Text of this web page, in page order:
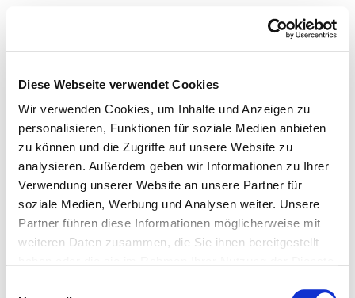
Diese Webseite verwendet Cookies
Wir verwenden Cookies, um Inhalte und Anzeigen zu
personalisieren, Funktionen für soziale Medien anbieten
zu können und die Zugriffe auf unsere Website zu
analysieren. Außerdem geben wir Informationen zu Ihrer
Verwendung unserer Website an unsere Partner für
soziale Medien, Werbung und Analysen weiter. Unsere
Partner führen diese Informationen möglicherweise mit
weiteren Daten zusammen, die Sie ihnen bereitgestellt